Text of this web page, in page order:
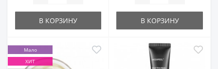
В КОРЗИНУ В КОРЗИНУ
Мало
ХИТ